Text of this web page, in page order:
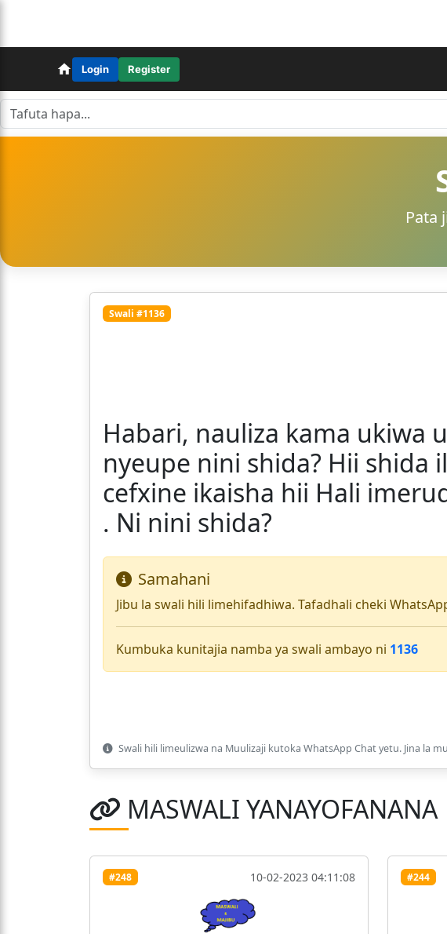
Login Register
Pata
Swali #1136
Habari, nauliza kama ukiwa
nyeupe nini shida? Hii
cefxine ikaisha hii Hali
. Ni nini shida?
Samahani
Jibu la swali hili limehifadhiwa. Tafadhali cheki
Kumbuka kunitajia namba ya swali ambayo ni 1136
Swali hili limeulizwa na Muulizaji kutoka WhatsApp Chat yetu. Jina la
MASWALI YANAYOFANANA
#248 10-02-2023 04:11:08 #244